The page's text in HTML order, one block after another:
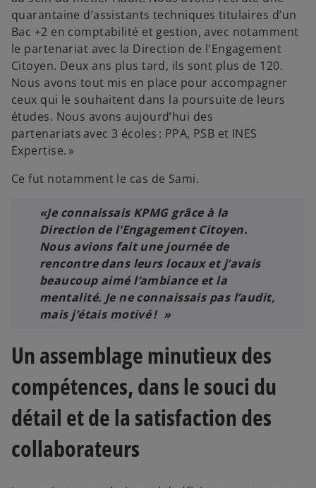
quarantaine d’assistants techniques titulaires d’un
Bac +2 en comptabilité et gestion, avec notamment
le partenariat avec la Direction de l'Engagement
Citoyen. Deux ans plus tard, ils sont plus de 120.
Nous avons tout mis en place pour accompagner
ceux qui le souhaitent dans la poursuite de leurs
études. Nous avons aujourd’hui des
partenariats avec 3 écoles : PPA, PSB et INES
Expertise. »
Ce fut notamment le cas de Sami.
«Je connaissais KPMG grâce à la
Direction de l'Engagement Citoyen.
Nous avions fait une journée de
rencontre dans leurs locaux et j’avais
beaucoup aimé l’ambiance et la
mentalité. Je ne connaissais pas l’audit,
mais j’étais motivé ! »
Un assemblage minutieux des
compétences, dans le souci du
détail et de la satisfaction des
collaborateurs